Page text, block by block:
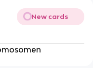
New cards